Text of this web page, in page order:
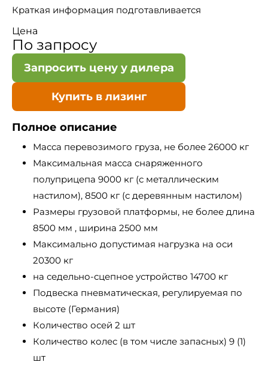
Краткая информация подготавливается
Цена
По запросу
Запросить цену у дилера
Купить в лизинг
Полное описание
Масса перевозимого груза, не более 26000 кг
Максимальная масса снаряженного
полуприцепа 9000 кг (с металлическим
настилом), 8500 кг (с деревянным настилом)
Размеры грузовой платформы, не более длина
8500 мм , ширина 2500 мм
Максимально допустимая нагрузка на оси
20300 кг
на седельно-сцепное устройство 14700 кг
Подвеска пневматическая, регулируемая по
высоте (Германия)
Количество осей 2 шт
Количество колес (в том числе запасных) 9 (1)
шт